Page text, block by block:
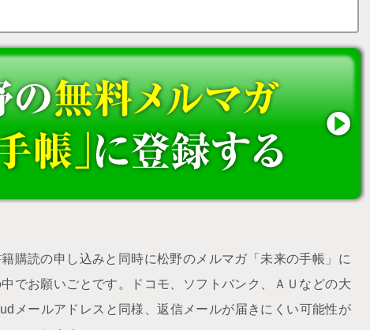
購読の申し込みと同時に松野のメルマガ「未来の手帳」に
でお願いごとです。ドコモ、ソフトバンク、ＡＵなどの大
メールアドレスと同様、返信メールが届きにくい可能性が